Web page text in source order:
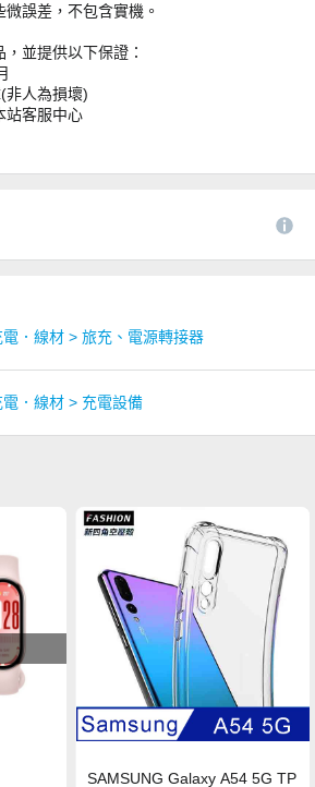
誤差，不包含實機。
並提供以下保證：
非人為損壞)
站客服中心
電．線材 > 旅充、電源轉接器
電．線材 > 充電設備
SAMSUNG Galaxy A54 5G TP